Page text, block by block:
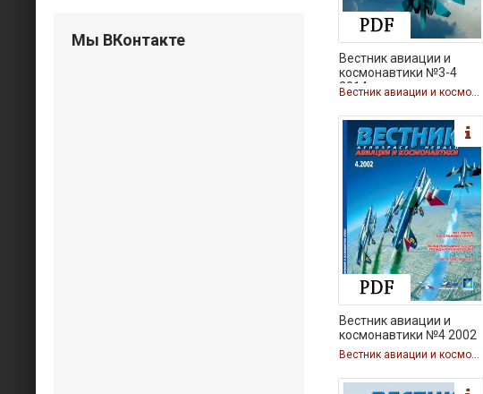
Вестник авиации и
космонавтики №3-4
2014
Вестник авиации и космонавтики
Вестник авиации и
космонавтики №4 2002
Вестник авиации и космонавтики
Мы ВКонтакте